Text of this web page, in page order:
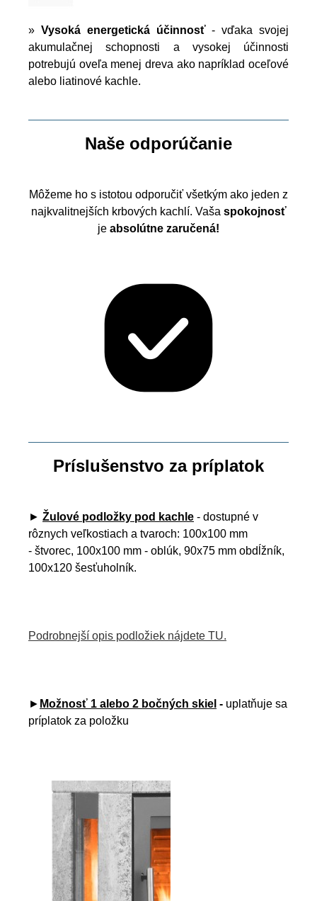
» Vysoká energetická účinnosť- vďaka svojej
akumulačnej schopnosti a vysokej účinnosti
potrebujú oveľa menej dreva ako napríklad oceľové
alebo liatinové kachle.
Naše odporúčanie
Môžeme ho s istotou odporučiť všetkým ako jeden z
najkvalitnejších krbových kachlí. Vaša spokojnosť
je absolútne zaručená!
Príslušenstvo za príplatok
► Žulové podložky pod kachle - dostupné v
rôznych veľkostiach a tvaroch: 100x100 mm
- štvorec, 100x100 mm - oblúk, 90x75 mm obdĺžník,
100x120 šesťuholník.
Podrobnejší opis podložiek nájdete TU.
► Možnosť 1 alebo 2 bočných skiel - uplatňuje sa
príplatok za položku